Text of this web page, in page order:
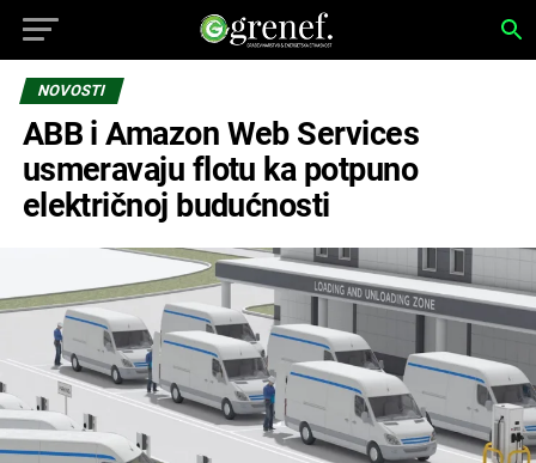
NOVOSTI
ABB i Amazon Web Services
usmeravaju flotu ka potpuno
električnoj budućnosti